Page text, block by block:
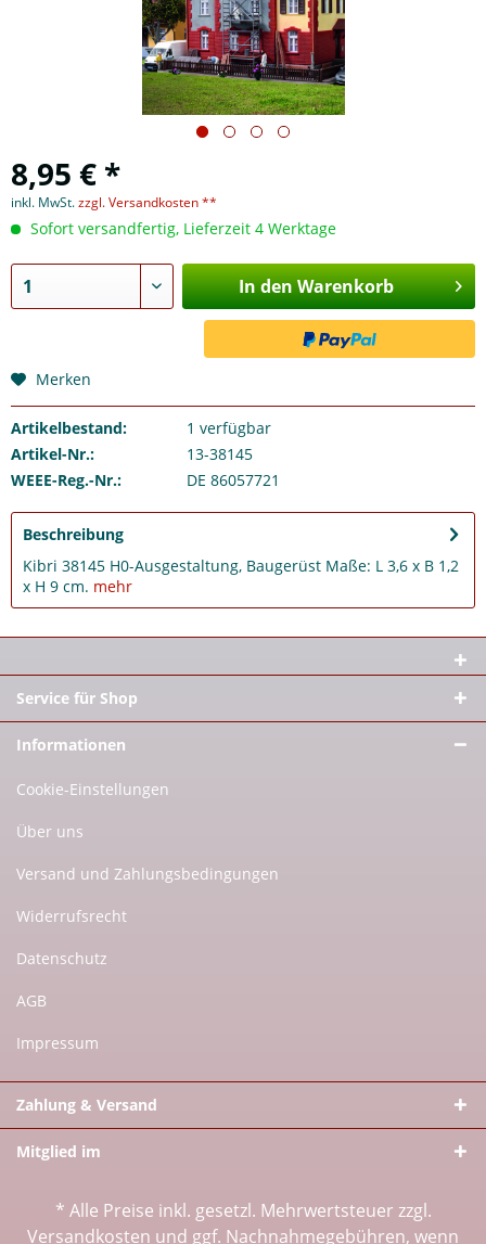
8,95 € *
inkl. MwSt.zzgl. Versandkosten **
Sofort versandfertig, Lieferzeit 4 Werktage
In den Warenkorb
Merken
Artikelbestand: 1 verfügbar
Artikel-Nr.:
13-38145
WEEE-Reg.-Nr.:
DE 86057721
Beschreibung
Kibri 38145 H0-Ausgestaltung, Baugerüst Maße: L 3,6 x B 1,2
x H 9 cm. mehr
Service für Shop
Informationen
Cookie-Einstellungen
Über uns
Versand und Zahlungsbedingungen
Widerrufsrecht
Datenschutz
AGB
Impressum
Zahlung & Versand
Mitglied im
* Alle Preise inkl. gesetzl. Mehrwertsteuer zzgl.
Versandkosten und ggf. Nachnahmegebühren, wenn